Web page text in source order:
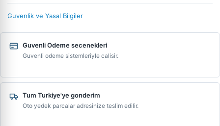
Guvenlik ve Yasal Bilgiler
Guvenli Odeme secenekleri
Guvenli odeme sistemleriyle calisir.
Tum Turkiye'ye gonderim
Oto yedek parcalar adresinize teslim edilir.